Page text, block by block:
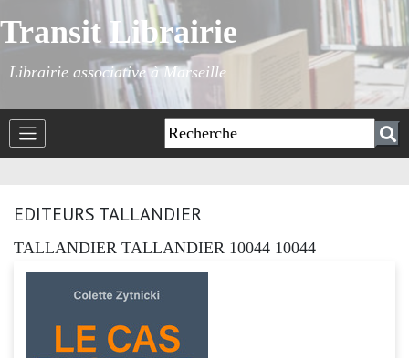
Transit Librairie
Librairie associative à Marseille
EDITEURS TALLANDIER
TALLANDIER TALLANDIER 10044 10044